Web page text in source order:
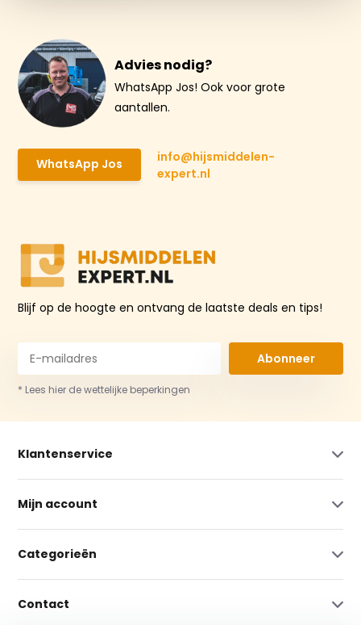
Advies nodig?
WhatsApp Jos! Ook voor grote
aantallen.
WhatsApp Jos
info@hijsmiddelen-
expert.nl
Blijf op de hoogte en ontvang de laatste deals en tips!
Abonneer
* Lees hier de wettelijke beperkingen
Klantenservice
Mijn account
Categorieën
Contact